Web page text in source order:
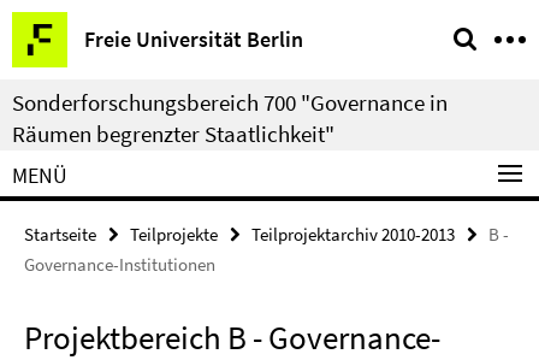
Springe
direkt
zu
Inhalt
Freie Universität Berlin
Service-
Navigation
Sonderforschungsbereich 700 "Governance in
Räumen begrenzter Staatlichkeit"
MENÜ
Startseite Teilprojekte Teilprojektarchiv 2010-2013
B -
Governance-Institutionen
Projektbereich B - Governance-